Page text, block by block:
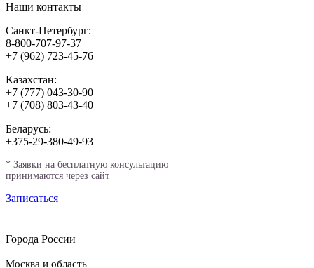
Наши контакты
Санкт-Петербург:
8-800-707-97-37
+7 (962) 723-45-76
Казахстан:
+7 (777) 043-30-90
+7 (708) 803-43-40
Беларусь:
+375-29-380-49-93
* Заявки на бесплатную консультацию
принимаются через сайт
Записаться
Города России
Москва и область